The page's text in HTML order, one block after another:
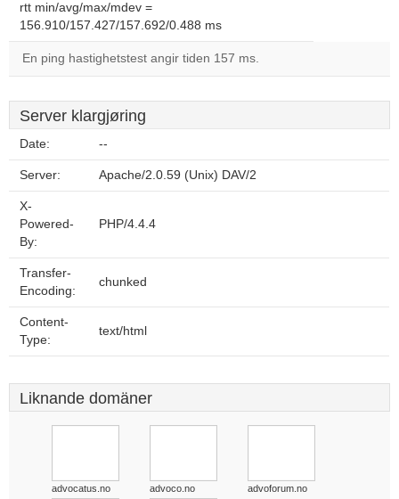
rtt min/avg/max/mdev =
156.910/157.427/157.692/0.488 ms
En ping hastighetstest angir tiden 157 ms.
Server klargjøring
Date: --
Server: Apache/2.0.59 (Unix) DAV/2
X-
Powered-
By:
PHP/4.4.4
Transfer-
Encoding:
chunked
Content-
Type:
text/html
Liknande domäner
advocatus.no advoco.no advoforum.no